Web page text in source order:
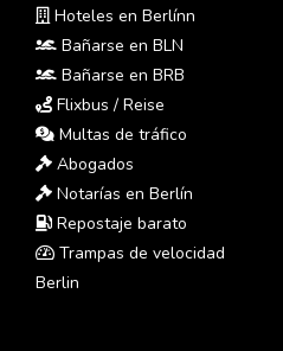
Hoteles en Berlínn
Bañarse en BLN
Bañarse en BRB
Flixbus / Reise
Multas de tráfico
Abogados
Notarías en Berlín
Repostaje barato
Trampas de velocidad
Berlin